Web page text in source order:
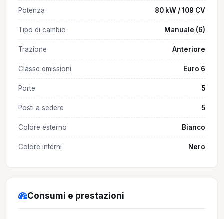
Potenza 80 kW / 109 CV
Tipo di cambio Manuale (6)
Trazione Anteriore
Classe emissioni Euro 6
Porte 5
Posti a sedere 5
Colore esterno Bianco
Colore interni Nero
Consumi e prestazioni